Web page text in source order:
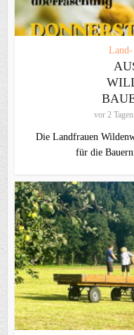
vor 2 Tagen
Die Landfrauen
für die